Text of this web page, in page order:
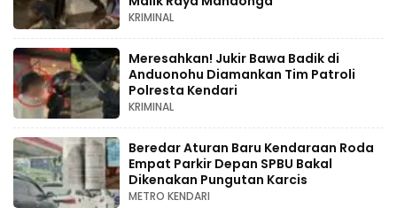
KRIMINAL
Meresahkan! Jukir Bawa Badik di
Anduonohu Diamankan Tim Patroli
Polresta Kendari
KRIMINAL
Beredar Aturan Baru Kendaraan Roda
Empat Parkir Depan SPBU Bakal
Dikenakan Pungutan Karcis
METRO KENDARI